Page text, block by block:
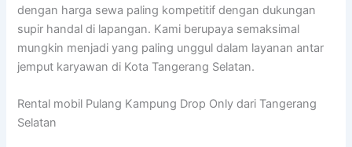
dengan harga sewa paling kompetitif dengan dukungan
supir handal di lapangan. Kami berupaya semaksimal
mungkin menjadi yang paling unggul dalam layanan antar
jemput karyawan di Kota Tangerang Selatan.
Rental mobil Pulang Kampung Drop Only dari Tangerang
Selatan